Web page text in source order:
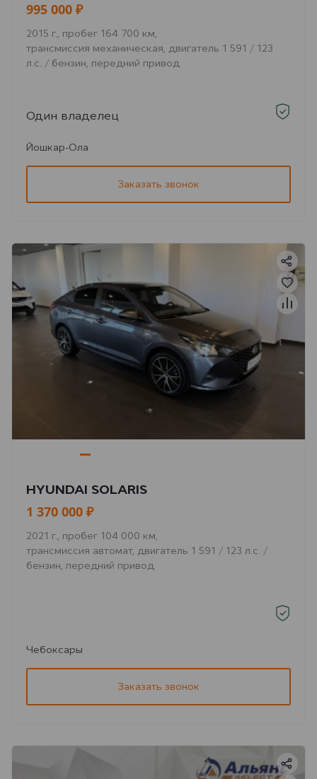
995 000 ₽
2015 г., пробег 164 700 км,
трансмиссия механическая, двигатель 1 591 / 123
л.с. / бензин, передний привод
Один владелец
Йошкар-Ола
Заказать звонок
HYUNDAI SOLARIS
1 370 000 ₽
2021 г., пробег 104 000 км,
трансмиссия автомат, двигатель 1 591 / 123 л.с. /
бензин, передний привод
Чебоксары
Заказать звонок